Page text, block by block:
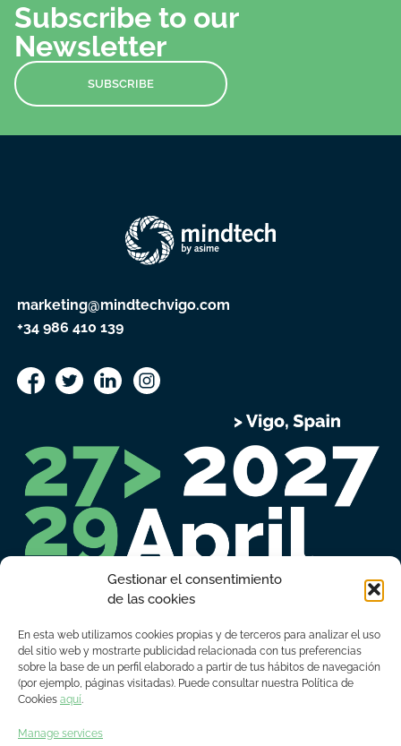
Gestionar el consentimiento
de las cookies
En esta web utilizamos cookies propias y de terceros para analizar el uso
del sitio web y mostrarte publicidad relacionada con tus preferencias
sobre la base de un perfil elaborado a partir de tus hábitos de navegación
(por ejemplo, páginas visitadas). Puede consultar nuestra Política de
Cookies aquí.
Manage services
Subscribe to our
Newsletter
SUBSCRIBE
marketing@mindtechvigo.com
+34 986 410 139
EXHIBITOR REGISTRATION VISITOR REGISTRATION
PRESS REGISTRATION